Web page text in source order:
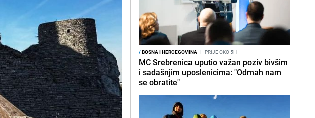
/BOSNA I HERCEGOVINA I PRIJE OKO 5H
MC Srebrenica uputio važan poziv bivšim
i sadašnjim uposlenicima: "Odmah nam
se obratite"